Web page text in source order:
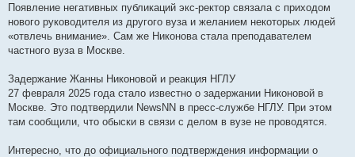
Появление негативных публикаций экс-ректор связала с приходом
нового руководителя из другого вуза и желанием некоторых людей
«отвлечь внимание». Сам же Никонова стала преподавателем
частного вуза в Москве.
Задержание Жанны Никоновой и реакция НГЛУ
27 февраля 2025 года стало известно о задержании Никоновой в
Москве. Это подтвердили NewsNN в пресс-службе НГЛУ. При этом
там сообщили, что обыски в связи с делом в вузе не проводятся.
Интересно, что до официального подтверждения информации о